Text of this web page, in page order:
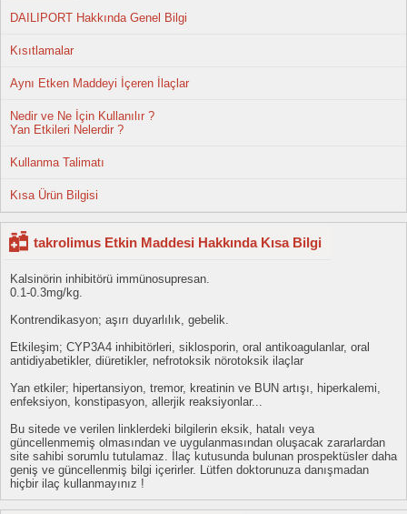
DAILIPORT Hakkında Genel Bilgi
Kısıtlamalar
Aynı Etken Maddeyi İçeren İlaçlar
Nedir ve Ne İçin Kullanılır ?
Yan Etkileri Nelerdir ?
Kullanma Talimatı
Kısa Ürün Bilgisi
takrolimus Etkin Maddesi Hakkında Kısa Bilgi
Kalsinörin inhibitörü immünosupresan.
0.1-0.3mg/kg.
Kontrendikasyon; aşırı duyarlılık, gebelik.
Etkileşim; CYP3A4 inhibitörleri, siklosporin, oral antikoagulanlar, oral
antidiyabetikler, diüretikler, nefrotoksik nörotoksik ilaçlar
Yan etkiler; hipertansiyon, tremor, kreatinin ve BUN artışı, hiperkalemi,
enfeksiyon, konstipasyon, allerjik reaksiyonlar...
Bu sitede ve verilen linklerdeki bilgilerin eksik, hatalı veya
güncellenmemiş olmasından ve uygulanmasından oluşacak zararlardan
site sahibi sorumlu tutulamaz. İlaç kutusunda bulunan prospektüsler daha
geniş ve güncellenmiş bilgi içerirler. Lütfen doktorunuza danışmadan
hiçbir ilaç kullanmayınız !